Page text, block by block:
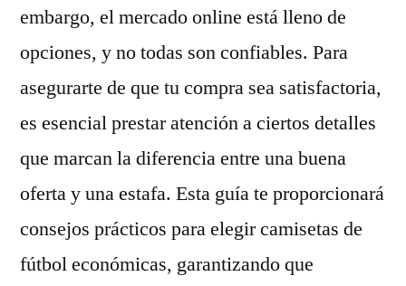
embargo, el mercado online está lleno de
opciones, y no todas son confiables. Para
asegurarte de que tu compra sea satisfactoria,
es esencial prestar atención a ciertos detalles
que marcan la diferencia entre una buena
oferta y una estafa. Esta guía te proporcionará
consejos prácticos para elegir camisetas de
fútbol económicas, garantizando que